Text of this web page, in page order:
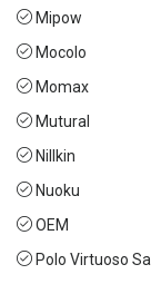
Mipow
Mocolo
Momax
Mutural
Nillkin
Nuoku
OEM
Polo Virtuoso